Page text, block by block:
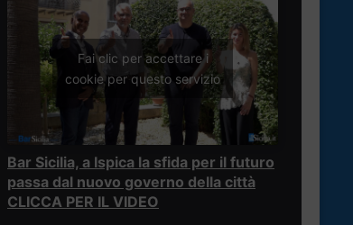
Fai clic per accettare i
cookie per questo servizio
Bar Sicilia, a Ispica la sfida per il futuro
passa dal nuovo governo della città
CLICCA PER IL VIDEO